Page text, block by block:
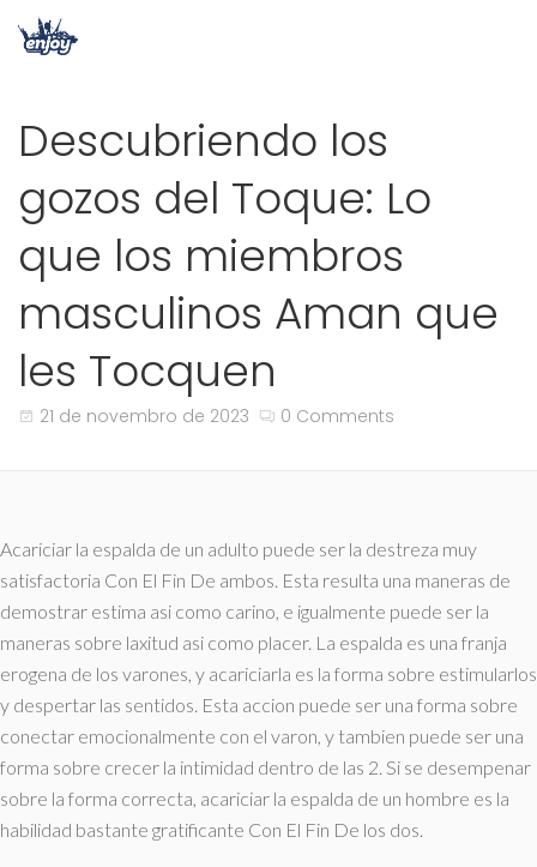
Descubriendo los
gozos del Toque: Lo
que los miembros
masculinos Aman que
les Tocquen
21 de novembro de 2023 0 Comments
Acariciar la espalda de un adulto puede ser la destreza muy
satisfactoria Con El Fin De ambos. Esta resulta una maneras de
demostrar estima asi­ como carino, e igualmente puede ser la
maneras sobre laxitud asi­ como placer. La espalda es una franja
erogena de los varones, y acariciarla es la forma sobre estimularlos
y despertar las sentidos. Esta accion puede ser una forma sobre
conectar emocionalmente con el varon, y tambien puede ser una
forma sobre crecer la intimidad dentro de las 2. Si se desempenar
sobre la forma correcta, acariciar la espalda de un hombre es la
habilidad bastante gratificante Con El Fin De los dos.